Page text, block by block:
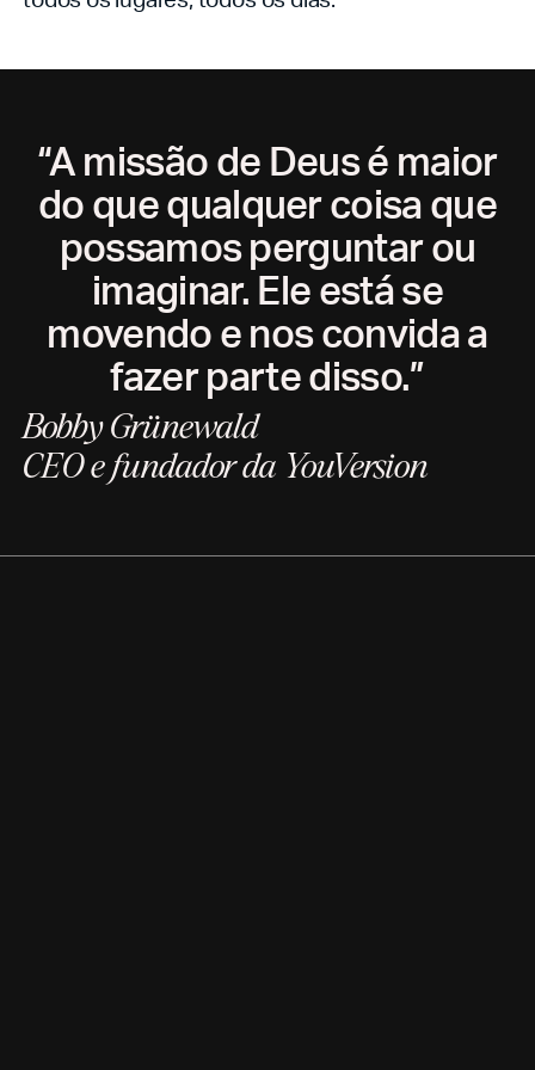
“A missão de Deus é maior
do que qualquer coisa que
possamos perguntar ou
imaginar. Ele está se
movendo e nos convida a
fazer parte disso.”
Bobby Grünewald
CEO e fundador da YouVersion